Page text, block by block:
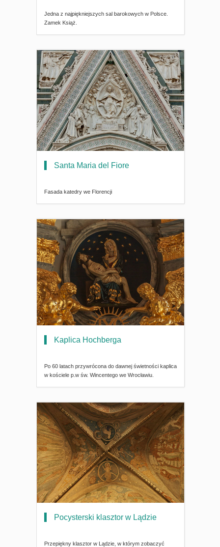
Jedna z najpiękniejszych sal barokowych w Polsce.
Zamek Książ.
Santa Maria del Fiore
Fasada katedry we Florencji
Kaplica Hochberga
Po 60 latach przywrócona do dawnej świetności kaplica
w kościele p.w św. Wincentego we Wrocławiu.
Pocysterski klasztor w Lądzie
Przepiękny klasztor w Lądzie, w którym zobaczyć